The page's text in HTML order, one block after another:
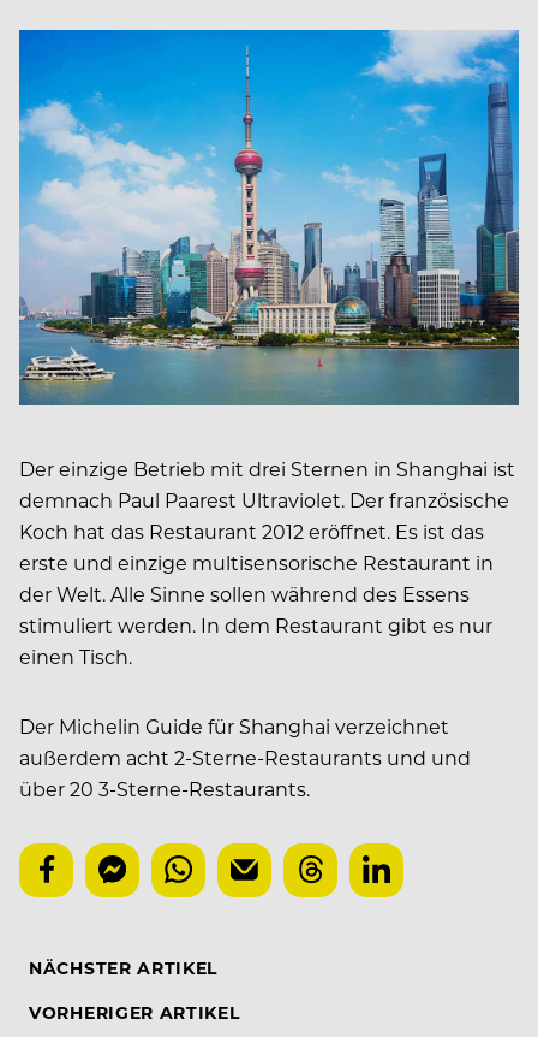
Der einzige Betrieb mit drei Sternen in Shanghai ist
demnach Paul Paarest Ultraviolet. Der französische
Koch hat das Restaurant 2012 eröffnet. Es ist das
erste und einzige multisensorische Restaurant in
der Welt. Alle Sinne sollen während des Essens
stimuliert werden. In dem Restaurant gibt es nur
einen Tisch.
Der Michelin Guide für Shanghai verzeichnet
außerdem acht 2-Sterne-Restaurants und und
über 20 3-Sterne-Restaurants.
NÄCHSTER ARTIKEL
VORHERIGER ARTIKEL